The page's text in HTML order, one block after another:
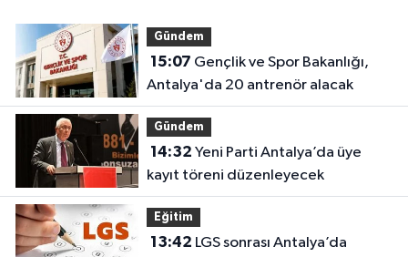
Gündem
15:07
Antalya'da 20 antrenör alacak
Gündem
14:32
kayıt töreni düzenleyecek
Eğitim
13:42